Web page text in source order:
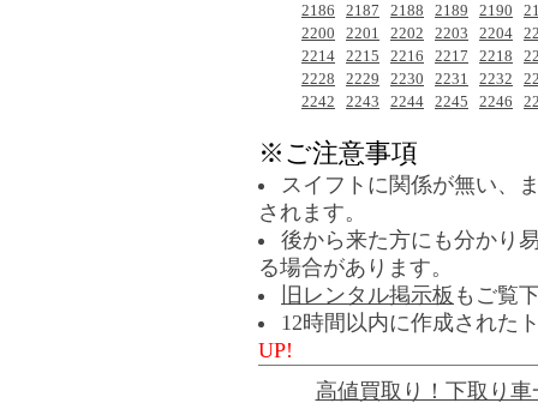
2186
2187 2188 2189 2190
2200
2201 2202 2203 2204
2214 2215 2216 2217 2218
2228
2229 2230 2231 2232
2242
2243 2244 2245 2246
※ご注意事項
スイフトに関係が無い、
されます。
後から来た方にも分かり
る場合があります。
旧レンタル掲示板 もご覧
12時間以内に作成された
UP!
高値買取り！下取り車